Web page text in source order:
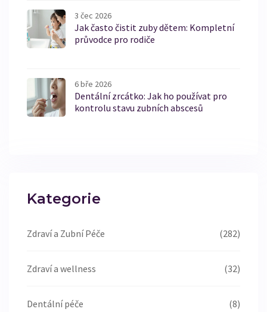
3 čec 2026
Jak často čistit zuby dětem: Kompletní
průvodce pro rodiče
6 bře 2026
Dentální zrcátko: Jak ho používat pro
kontrolu stavu zubních abscesů
Kategorie
Zdraví a Zubní Péče (282)
Zdraví a wellness (32)
Dentální péče (8)